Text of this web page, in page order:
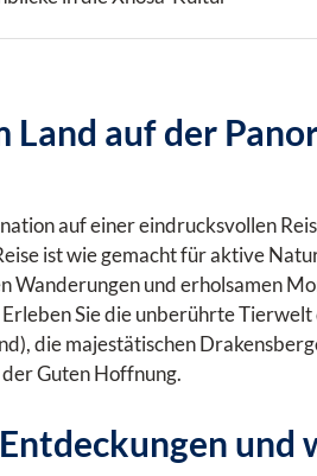
auf der
auf einer eindrucksvollen
ist wie gemacht für aktive
Wanderungen und erholsamen
Sie die unberührte
die majestätischen
Guten Hoffnung.
und